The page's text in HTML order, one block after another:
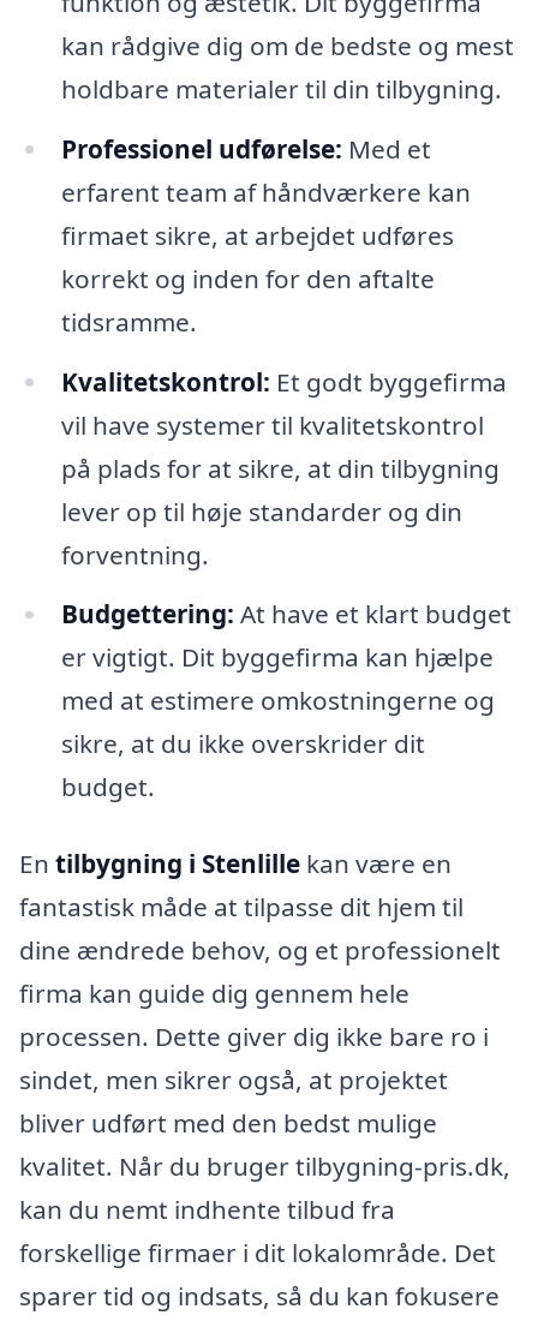
kan rådgive dig om de bedste og mest
holdbare materialer til din tilbygning.
Professionel udførelse: Med et
erfarent team af håndværkere kan
firmaet sikre, at arbejdet udføres
korrekt og inden for den aftalte
tidsramme.
Kvalitetskontrol: Et godt byggefirma
vil have systemer til kvalitetskontrol
på plads for at sikre, at din tilbygning
lever op til høje standarder og din
forventning.
Budgettering: At have et klart budget
er vigtigt. Dit byggefirma kan hjælpe
med at estimere omkostningerne og
sikre, at du ikke overskrider dit
budget.
En tilbygning i Stenlille kan være en
fantastisk måde at tilpasse dit hjem til
dine ændrede behov, og et professionelt
firma kan guide dig gennem hele
processen. Dette giver dig ikke bare ro i
sindet, men sikrer også, at projektet
bliver udført med den bedst mulige
kvalitet. Når du bruger tilbygning-pris.dk,
kan du nemt indhente tilbud fra
forskellige firmaer i dit lokalområde. Det
sparer tid og indsats, så du kan fokusere